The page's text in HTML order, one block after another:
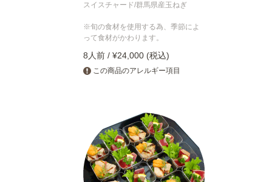
スイスチャード/群馬県産玉ねぎ
※旬の食材を使用する為、季節によ
って食材がかわります。
8人前 / ¥24,000 (税込)
この商品のアレルギー項目